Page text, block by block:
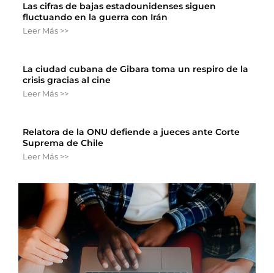
Las cifras de bajas estadounidenses siguen
fluctuando en la guerra con Irán
Leer Más >>
La ciudad cubana de Gibara toma un respiro de la
crisis gracias al cine
Leer Más >>
Relatora de la ONU defiende a jueces ante Corte
Suprema de Chile
Leer Más >>